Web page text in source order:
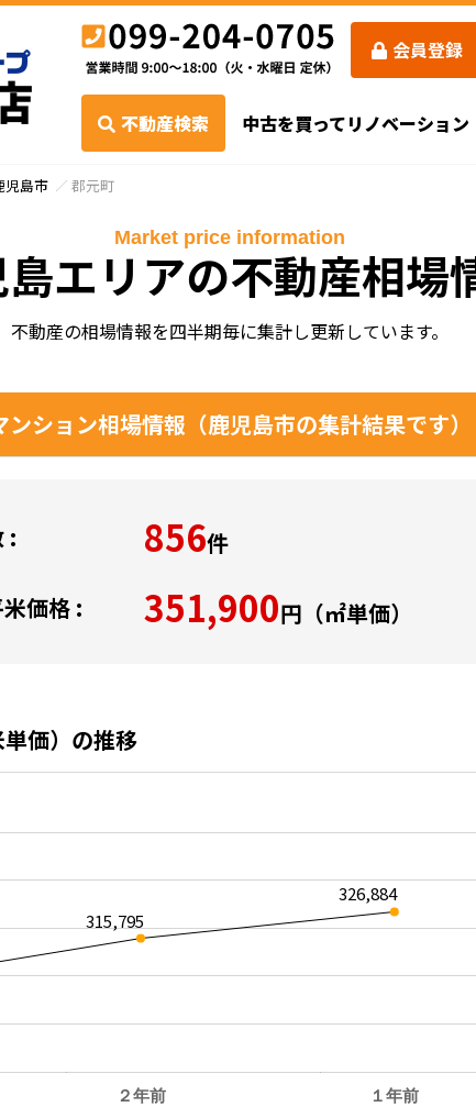
会員登録
不動産検索 中古を買ってリノベーション
児島市 郡元町
エリアの不動産相場
Market price information
不動産の相場情報を四半期毎に集計し更新しています。
ション相場情報（鹿児島市の集計結果です）
: 856件
価格 : 351,900円（㎡単価）
価）の推移
２年前 １年前
315,795
326,884